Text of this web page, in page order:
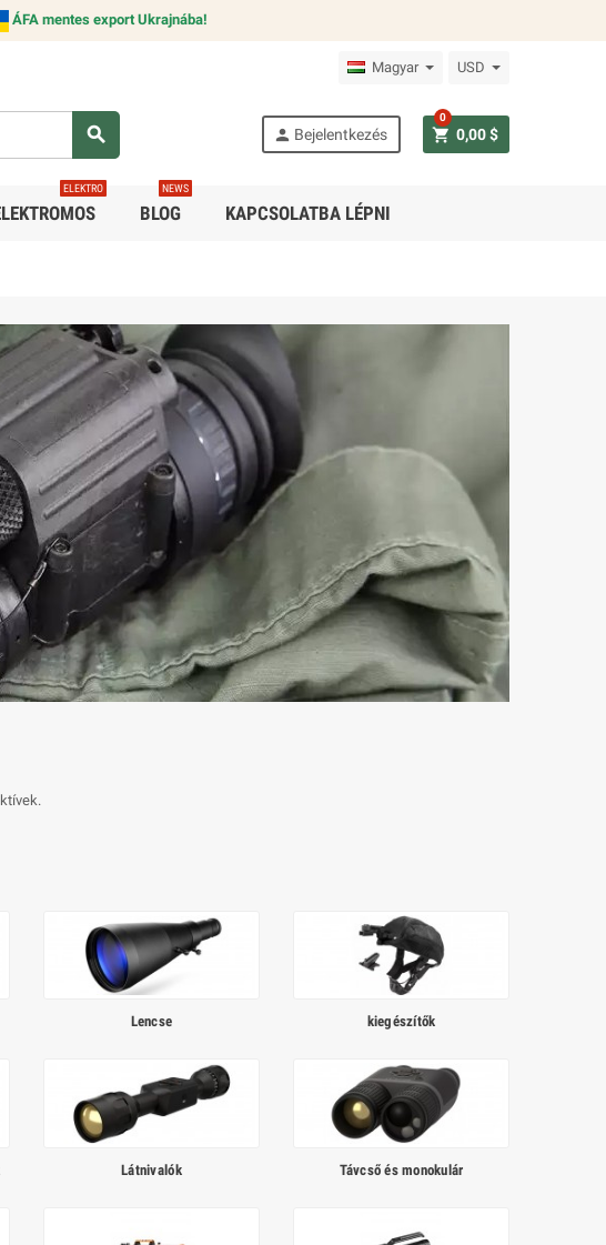
ÁFA mentes export Ukrajnába!
Magyar USD
search person Bejelentkezés shopping_cart 0,00 $
0
ELEKTRO
BLOG
NEWS
KAPCSOLATBA LÉPNI
Lencse kiegészítők
Látnivalók Távcső és monokulár